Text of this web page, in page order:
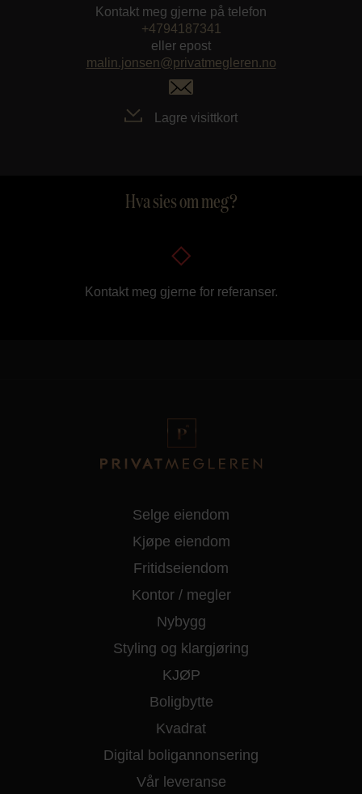
Kontakt meg gjerne på telefon
+4794187341
eller epost
malin.jonsen@privatmegleren.no
Lagre visittkort
Hva sies om meg?
Kontakt meg gjerne for referanser.
Selge eiendom
Kjøpe eiendom
Fritidseiendom
Kontor / megler
Nybygg
Styling og klargjøring
KJØP
Boligbytte
Kvadrat
Digital boligannonsering
Vår leveranse